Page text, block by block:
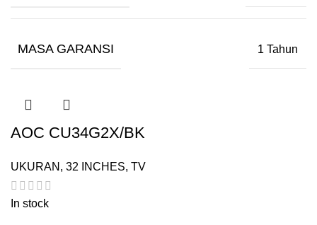
MASA GARANSI 1 Tahun
AOC CU34G2X/BK
UKURAN , 32 INCHES, TV
In stock